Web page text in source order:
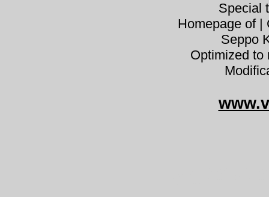
Special
Homepage of |
Seppo
Optimized to